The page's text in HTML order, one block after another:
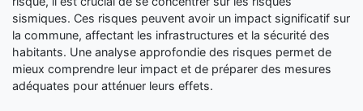
sismiques. Ces risques peuvent avoir un impact significatif sur
la commune, affectant les infrastructures et la sécurité des
habitants. Une analyse approfondie des risques permet de
mieux comprendre leur impact et de préparer des mesures
adéquates pour atténuer leurs effets.